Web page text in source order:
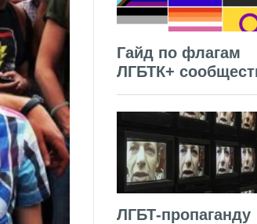
Гайд по флагам
ЛГБТК+
ЛГБТ-пропаганду